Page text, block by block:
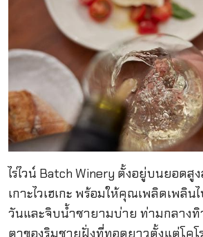
ไร่ไวน์ Batch Winery ตั้งอยู่บนยอดสู
เกาะไวเฮเกะ พร้อมให้คุณเพลิดเพลิน
วันและจิบน้ำชายามบ่าย ท่ามกลาง